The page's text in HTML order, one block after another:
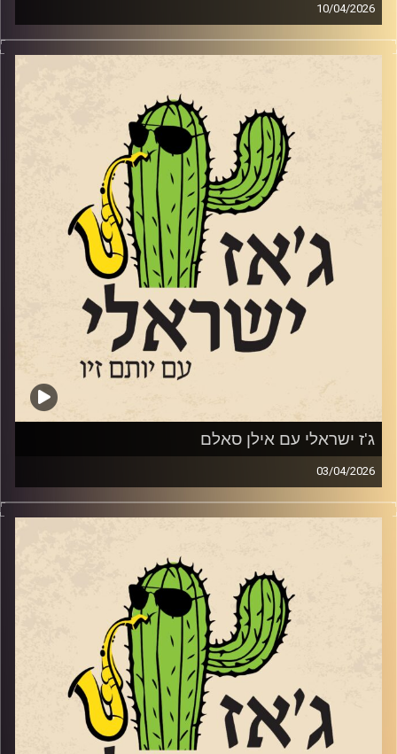
10/04/2026
מנחם זיבצנר,
ליצור, לנגן ולהופיע במגוון ז'אנרים וסגנונות. הוא היה (ועדיין)
חלק מהרכב הג'ז האלמותי "מינואט" שממשיך להופיע גם
התחיל להוביל טריו משלו. מנחם הגיע לאולפן עם אלבום
הבכורה של הטריו"
PULSE
"
וגם עם קטעים מהאלבום החדש שייצא השנה. אלבום
שהוקדש ל 7.10.
מי שרוצה להקשיב ולראות אותו מנגן, יכול להגיע בתאריך
לאפריל לסלון המדרגות 23 בירושלים.
קרדיט תמונות:רותם בר-אילן
ג'ז ישראלי עם אילן סאלם
03/04/2026
אורח התוכנית השבוע, אילן סאלם מעמודי התווך של הג'ז
הישראלי שהוציא ממש השבוע את אלבומו החדשSongs of
מחלוצי הישראלים שלמדו מוזיקה בחו"ל. התחיל להופיע ברחבי
העולם תוך כדי הלימודים שלו בברקלי קולג' בבוסטון. נמנה על
כמעט עשור לימוד באקדמיה בירושלים ועמד בראש המחלקה
ללימודי ג'ז. הוא גידל חינך ועיצב דורות של מוזיקאי ג'ז תוך
הלחנה ונגינה עם המוזיקאים הבולטים בישראל לא רק בג'ז. ב
– 2011, זכה בפרס ראש הממשלה למלחינים. יש לו גם אולפן